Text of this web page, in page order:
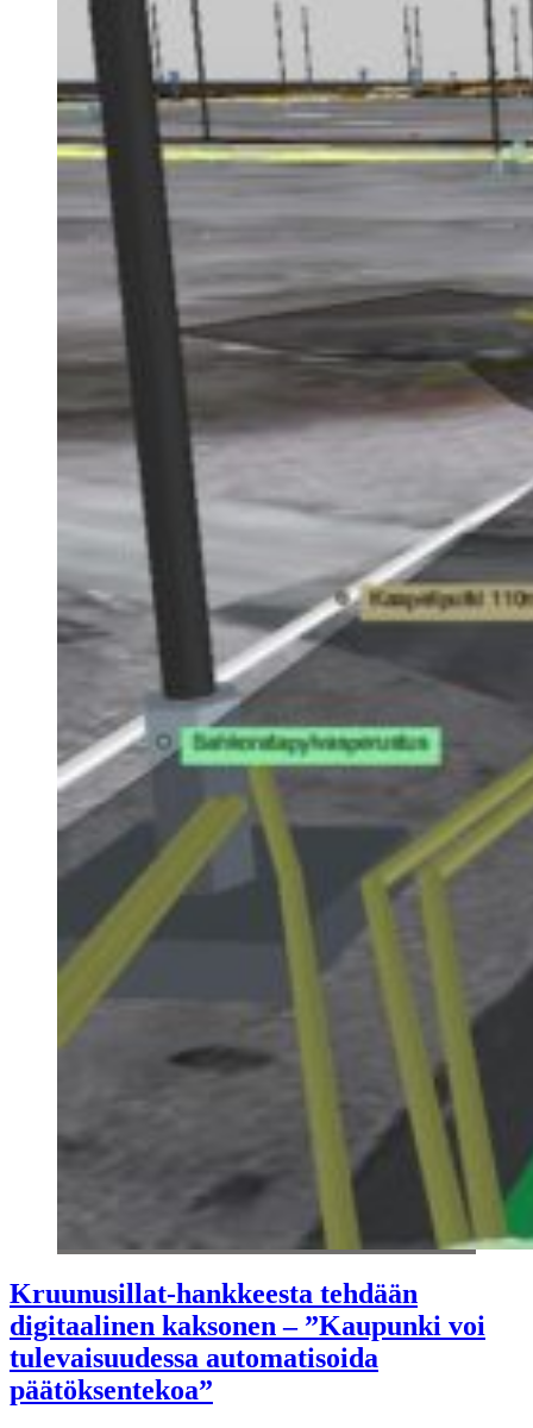
Kruunusillat-hankkeesta tehdään
digitaalinen kaksonen – ”Kaupunki voi
tulevaisuudessa automatisoida
päätöksentekoa”